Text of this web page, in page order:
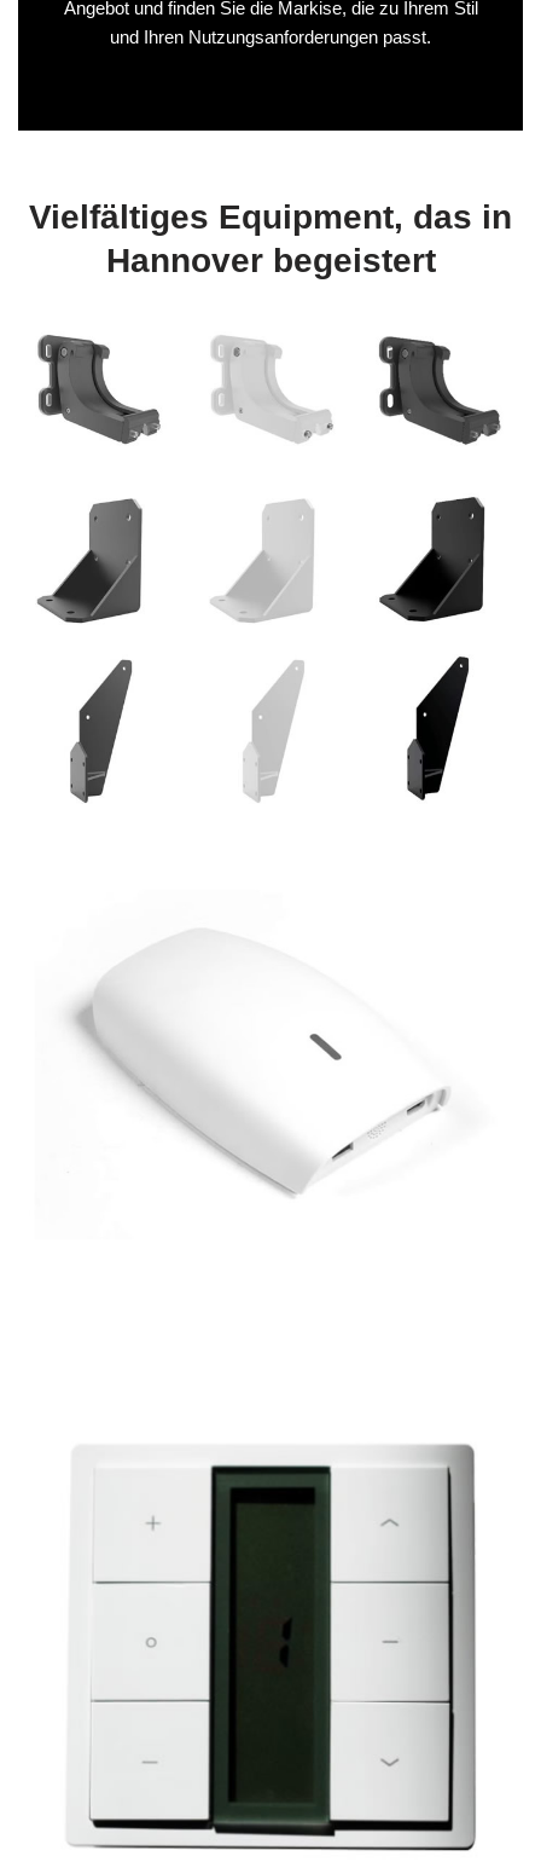
Angebot und finden Sie die Markise, die zu Ihrem Stil
und Ihren Nutzungsanforderungen passt.
Vielfältiges Equipment, das in
Hannover begeistert